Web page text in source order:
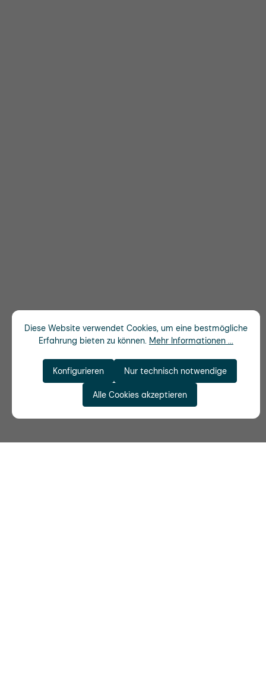
Diese Website verwendet Cookies, um eine bestmögliche
Erfahrung bieten zu können. Mehr Informationen ...
Nur technisch notwendige
Konfigurieren
Alle Cookies akzeptieren